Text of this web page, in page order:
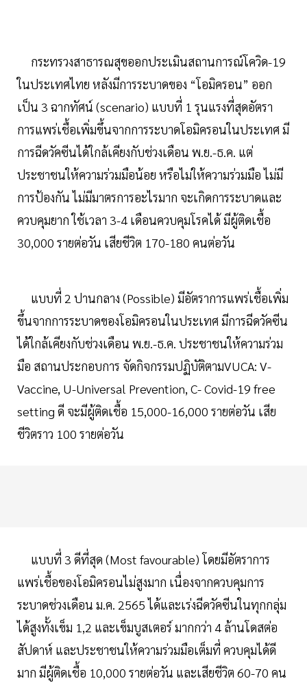
กระทรวงสาธารณสุขออกประเมินสถานการณ์โควิด-19
ในประเทศไทย หลังมีการระบาดของ “โอมิครอน” ออก
เป็น 3 ฉากทัศน์ (scenario) แบบที่ 1 รุนแรงที่สุดอัตรา
การแพร่เชื้อเพิ่มขึ้นจากการระบาดโอมิครอนในประเทศ มี
การฉีดวัคซีนได้ใกล้เคียงกับช่วงเดือน พ.ย.-ธ.ค. แต่
ประชาชนให้ความร่วมมือน้อย หรือไม่ให้ความร่วมมือ ไม่มี
การป้องกัน ไม่มีมาตรการอะไรมาก จะเกิดการระบาดและ
ควบคุมยาก ใช้เวลา 3-4 เดือนควบคุมโรคได้ มีผู้ติดเชื้อ
30,000 รายต่อวัน เสียชีวิต 170-180 คนต่อวัน
แบบที่ 2 ปานกลาง (Possible) มีอัตราการแพร่เชื้อเพิ่ม
ขึ้นจากการระบาดของโอมิครอนในประเทศ มีการฉีดวัคซีน
ได้ใกล้เคียงกับช่วงเดือน พ.ย.-ธ.ค. ประชาชนให้ความร่วม
มือ สถานประกอบการ จัดกิจกรรมปฏิบัติตามVUCA: V-
Vaccine, U-Universal Prevention, C- Covid-19 free
setting ดี จะมีผู้ติดเชื้อ 15,000-16,000 รายต่อวัน เสีย
ชีวิตราว 100 รายต่อวัน
แบบที่ 3 ดีที่สุด (Most favourable) โดยมีอัตราการ
แพร่เชื้อของโอมิครอนไม่สูงมาก เนื่องจากควบคุมการ
ระบาดช่วงเดือน ม.ค. 2565 ได้และเร่งฉีดวัคซีนในทุกกลุ่ม
ได้สูงทั้งเข็ม 1,2 และเข็มบูสเตอร์ มากกว่า 4 ล้านโดสต่อ
สัปดาห์ และประชาชนให้ความร่วมมือเต็มที่ ควบคุมได้ดี
มาก มีผู้ติดเชื้อ 10,000 รายต่อวัน และเสียชีวิต 60-70 คน